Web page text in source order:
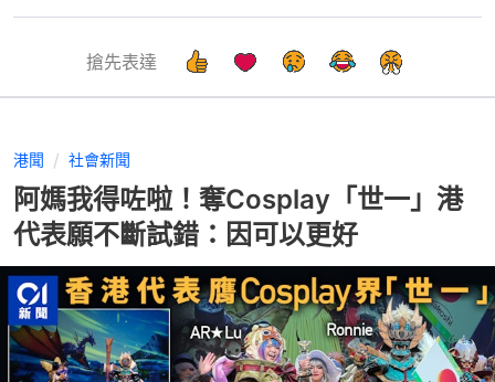
搶先表達
港聞 社會新聞
阿媽我得咗啦！奪Cosplay「世一」港
代表願不斷試錯：因可以更好